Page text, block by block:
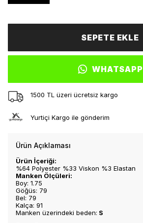
SEPETE EKLE
WHATSAPP
1500 TL üzeri ücretsiz kargo
Yurtiçi Kargo ile gönderim
Ürün Açıklaması
Ürün İçeriği:
%64 Polyester %33 Viskon %3 Elastan
Manken Ölçüleri:
Boy: 1.75
Göğüs: 79
Bel: 79
Kalça: 91
Manken üzerindeki beden: S